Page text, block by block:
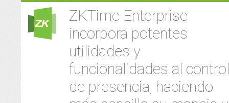
ZKTime Enterprise
incorpora potentes
utilidades y
funcionalidades al control
de presencia, haciendo